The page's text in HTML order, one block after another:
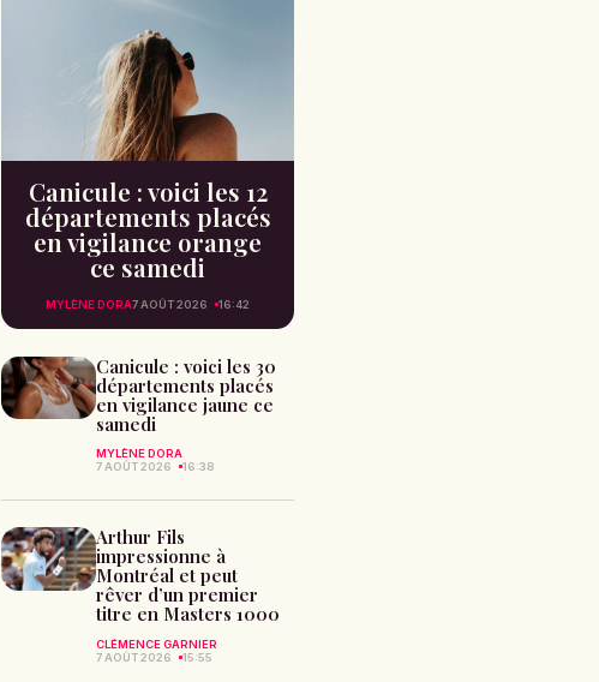
Canicule : voici les 12
départements placés
en vigilance orange
ce samedi
MYLÈNE DORA7 AOÛT 2026 16:42
Canicule : voici les 30
départements placés
en vigilance jaune ce
samedi
MYLÈNE DORA
7 AOÛT 2026
16:38
Arthur Fils
impressionne à
Montréal et peut
rêver d’un premier
titre en Masters 1000
CLÉMENCE GARNIER
7 AOÛT 2026
15:55